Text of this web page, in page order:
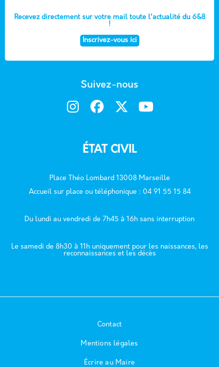
Recevez directement sur votre mail toute l'actualité du 6&8
!
Inscrivez-vous ici
Suivez-nous
ÉTAT CIVIL
Place Théo Lombard 13008 Marseille
Accueil sur place ou téléphonique : 04 91 55 15 84
Du lundi au vendredi de 7h45 à 16h sans interruption
Le samedi de 8h30 à 11h uniquement pour les naissances, les
reconnaissances et les décès
Contact
Mentions légales
Écrire au Maire